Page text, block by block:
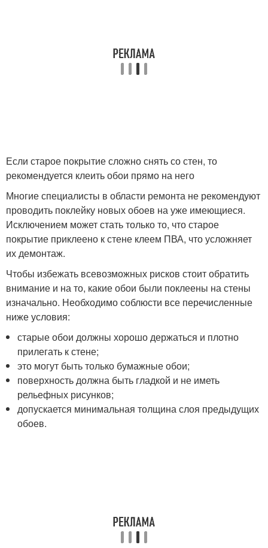
Если старое покрытие сложно снять со стен, то
рекомендуется клеить обои прямо на него
Многие специалисты в области ремонта не рекомендуют
проводить поклейку новых обоев на уже имеющиеся.
Исключением может стать только то, что старое
покрытие приклеено к стене клеем ПВА, что усложняет
их демонтаж.
Чтобы избежать всевозможных рисков стоит обратить
внимание и на то, какие обои были поклеены на стены
изначально. Необходимо соблюсти все перечисленные
ниже условия:
старые обои должны хорошо держаться и плотно
прилегать к стене;
это могут быть только бумажные обои;
поверхность должна быть гладкой и не иметь
рельефных рисунков;
допускается минимальная толщина слоя предыдущих
обоев.